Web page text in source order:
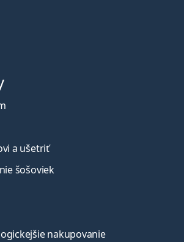
a ušetriť
šošoviek
nakupovanie